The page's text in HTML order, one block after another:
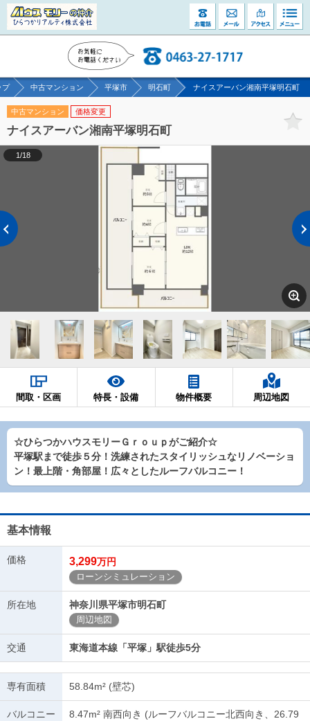
プ 中古マンション 平塚市 明石町 ナイスアーバン湘南平塚明石町
中古マンション 価格変更
ナイスアーバン湘南平塚明石町
1/18
間取・区画 特長・設備 物件概要 周辺地図
☆ひらつかハウスモリーＧｒｏｕｐがご紹介☆
平塚駅まで徒歩５分！洗練されたスタイリッシュなリノベーショ
ン！最上階・角部屋！広々としたルーフバルコニー！
基本情報
価格 3,299万円
ローンシミュレーション
所在地 神奈川県平塚市明石町
周辺地図
交通 東海道本線「平塚」駅徒歩5分
専有面積 58.84m² (壁芯)
バルコニー
8.47m² 南西向き (ルーフバルコニー北西向き、26.79